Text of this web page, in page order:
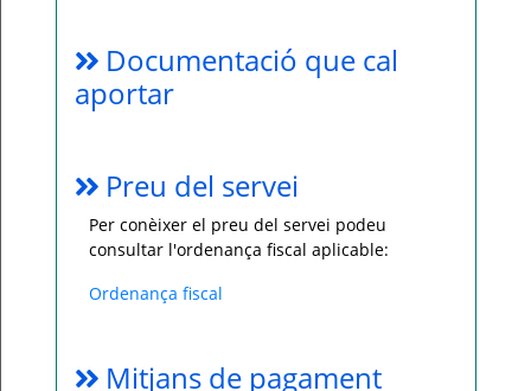
Documentació que cal
aportar
Preu del servei
Per conèixer el preu del servei podeu
consultar l'ordenança fiscal aplicable:
Ordenança fiscal
Mitjans de pagament